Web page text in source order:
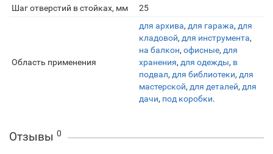
Шаг отверстий в стойках, мм
25
Область применения
для архива, для гаража, для
кладовой, для инструмента,
на балкон, офисные, для
хранения, для одежды, в
подвал, для библиотеки, для
мастерской, для деталей, для
дачи, под коробки.
Отзывы 0